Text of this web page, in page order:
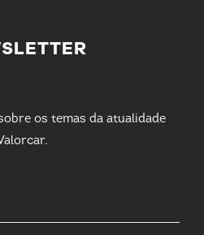
os temas da atualidade